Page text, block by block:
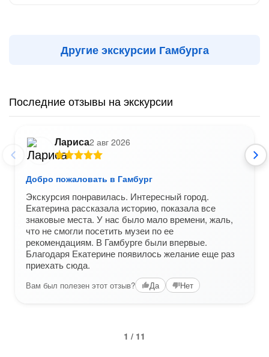
Другие экскурсии Гамбурга
Последние отзывы на экскурсии
Лариса2 авг 2026
Добро пожаловать в Гамбург
Экскурсия понравилась. Интересный город.
Екатерина рассказала историю, показала все
знаковые места. У нас было мало времени, жаль,
что не смогли посетить музеи по ее
рекомендациям. В Гамбурге были впервые.
Благодаря Екатерине появилось желание еще раз
приехать сюда.
Вам был полезен этот отзыв? Да Нет
1 / 11